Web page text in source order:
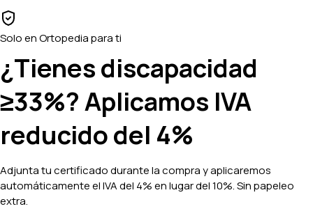
Solo en Ortopedia para ti
¿Tienes discapacidad
≥33%? Aplicamos IVA
reducido del 4%
Adjunta tu certificado durante la compra y aplicaremos
automáticamente el IVA del 4% en lugar del 10%. Sin papeleo
extra.